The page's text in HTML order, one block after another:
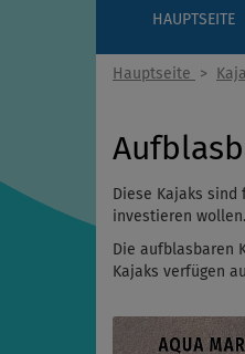
HAUPTSEITE
Hauptseite >
Diese Kajaks
investieren
Die aufblasbaren
Kajaks verfügen